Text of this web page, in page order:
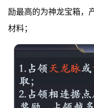
励最高的为神龙宝箱，
材料；